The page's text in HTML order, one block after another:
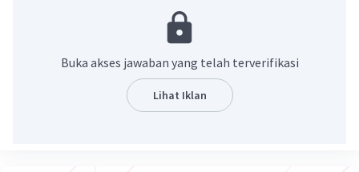
Buka akses jawaban yang telah terverifikasi
Lihat Iklan